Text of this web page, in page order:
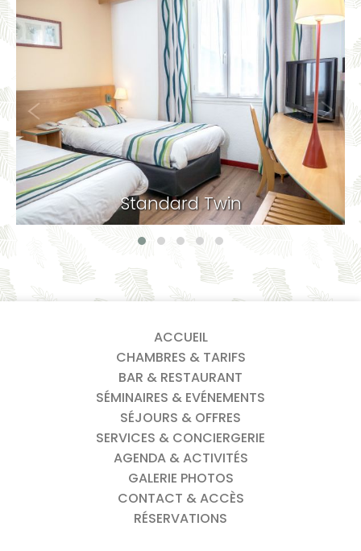
Standard Double
ACCUEIL
CHAMBRES & TARIFS
BAR & RESTAURANT
SÉMINAIRES & EVÉNEMENTS
SÉJOURS & OFFRES
SERVICES & CONCIERGERIE
AGENDA & ACTIVITÉS
GALERIE PHOTOS
CONTACT & ACCÈS
RÉSERVATIONS